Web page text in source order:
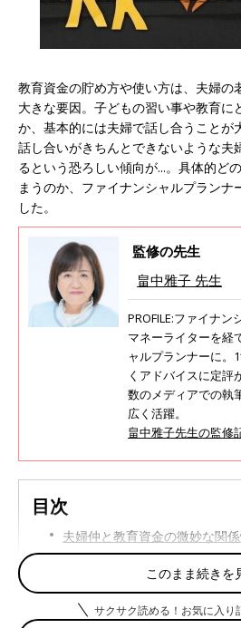
教育資金の貯め方や使い方は、夫婦の
大きな要因。子どもの習い事や教育に
か、基本的には夫婦で話し合うことが
話し合いがきちんとできないような夫
るという恐ろしい傾向が...。具体的ど
まうのか、ファイナンシャルプランナ
した。
監修の先生
畠中雅子 先生
PROFILE:ファイナン
マネーライターを経
ャルプランナーに。
くアドバイスに定評
数のメディアでの執
広く活躍。
畠中雅子先生の監修
目次
夫婦仲と教育資金の微妙な関
子どもの進学先選びに夫の学歴
お金の話に最適な夫婦のコミ
このまま続きを
サクサク読める！お気に入り